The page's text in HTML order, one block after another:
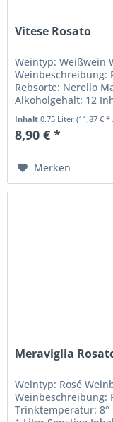
Vitese Rosato
Weintyp: Weißwein
Weinbeschreibung:
Rebsorte: Nerello
Alkoholgehalt: 12
Inhalt0.75 Liter(11,87 €
8,90 € *
Merken
Meraviglia
Weintyp: Rosé
Weinbeschreibung:
Trinktemperatur: 8°